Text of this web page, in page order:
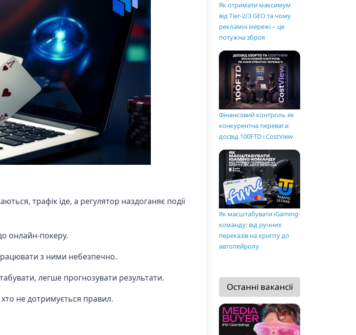
трафік іде, а регулятор наздоганяє події
онлайн-покеру.
з ними небезпечно.
легше прогнозувати результати.
не дотримується правил.
Як отримати максимум
від Tier-2/3 GEO та чому
рекламні мережі – це
потужна зброя
Фінансовий контроль як
конкурентна перевага:
досвід 100FTD і CostView
Як масштабувати iGaming-
команду: від ручних
переказів на крипту до
автопейролу
Останні вакансії